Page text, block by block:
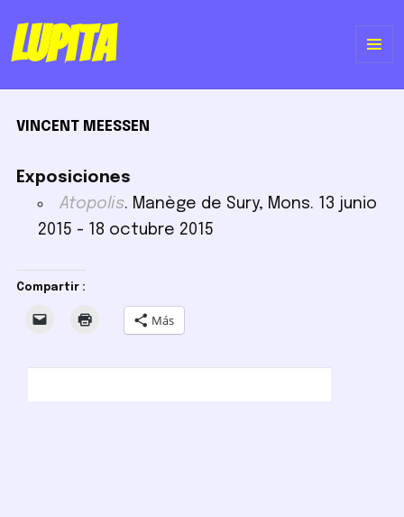
Lupita
VINCENT MEESSEN
Exposiciones
Atopolis. Manège de Sury, Mons. 13 junio
2015 - 18 octubre 2015
Compartir :
Más